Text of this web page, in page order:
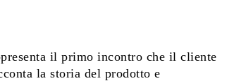
il primo incontro che il cliente
la storia del prodotto e